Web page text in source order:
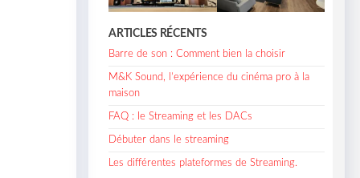
ARTICLES RÉCENTS
Barre de son : Comment bien la choisir
M&K Sound, l’expérience du cinéma pro à la
maison
FAQ : le Streaming et les DACs
Débuter dans le streaming
Les différentes plateformes de Streaming.